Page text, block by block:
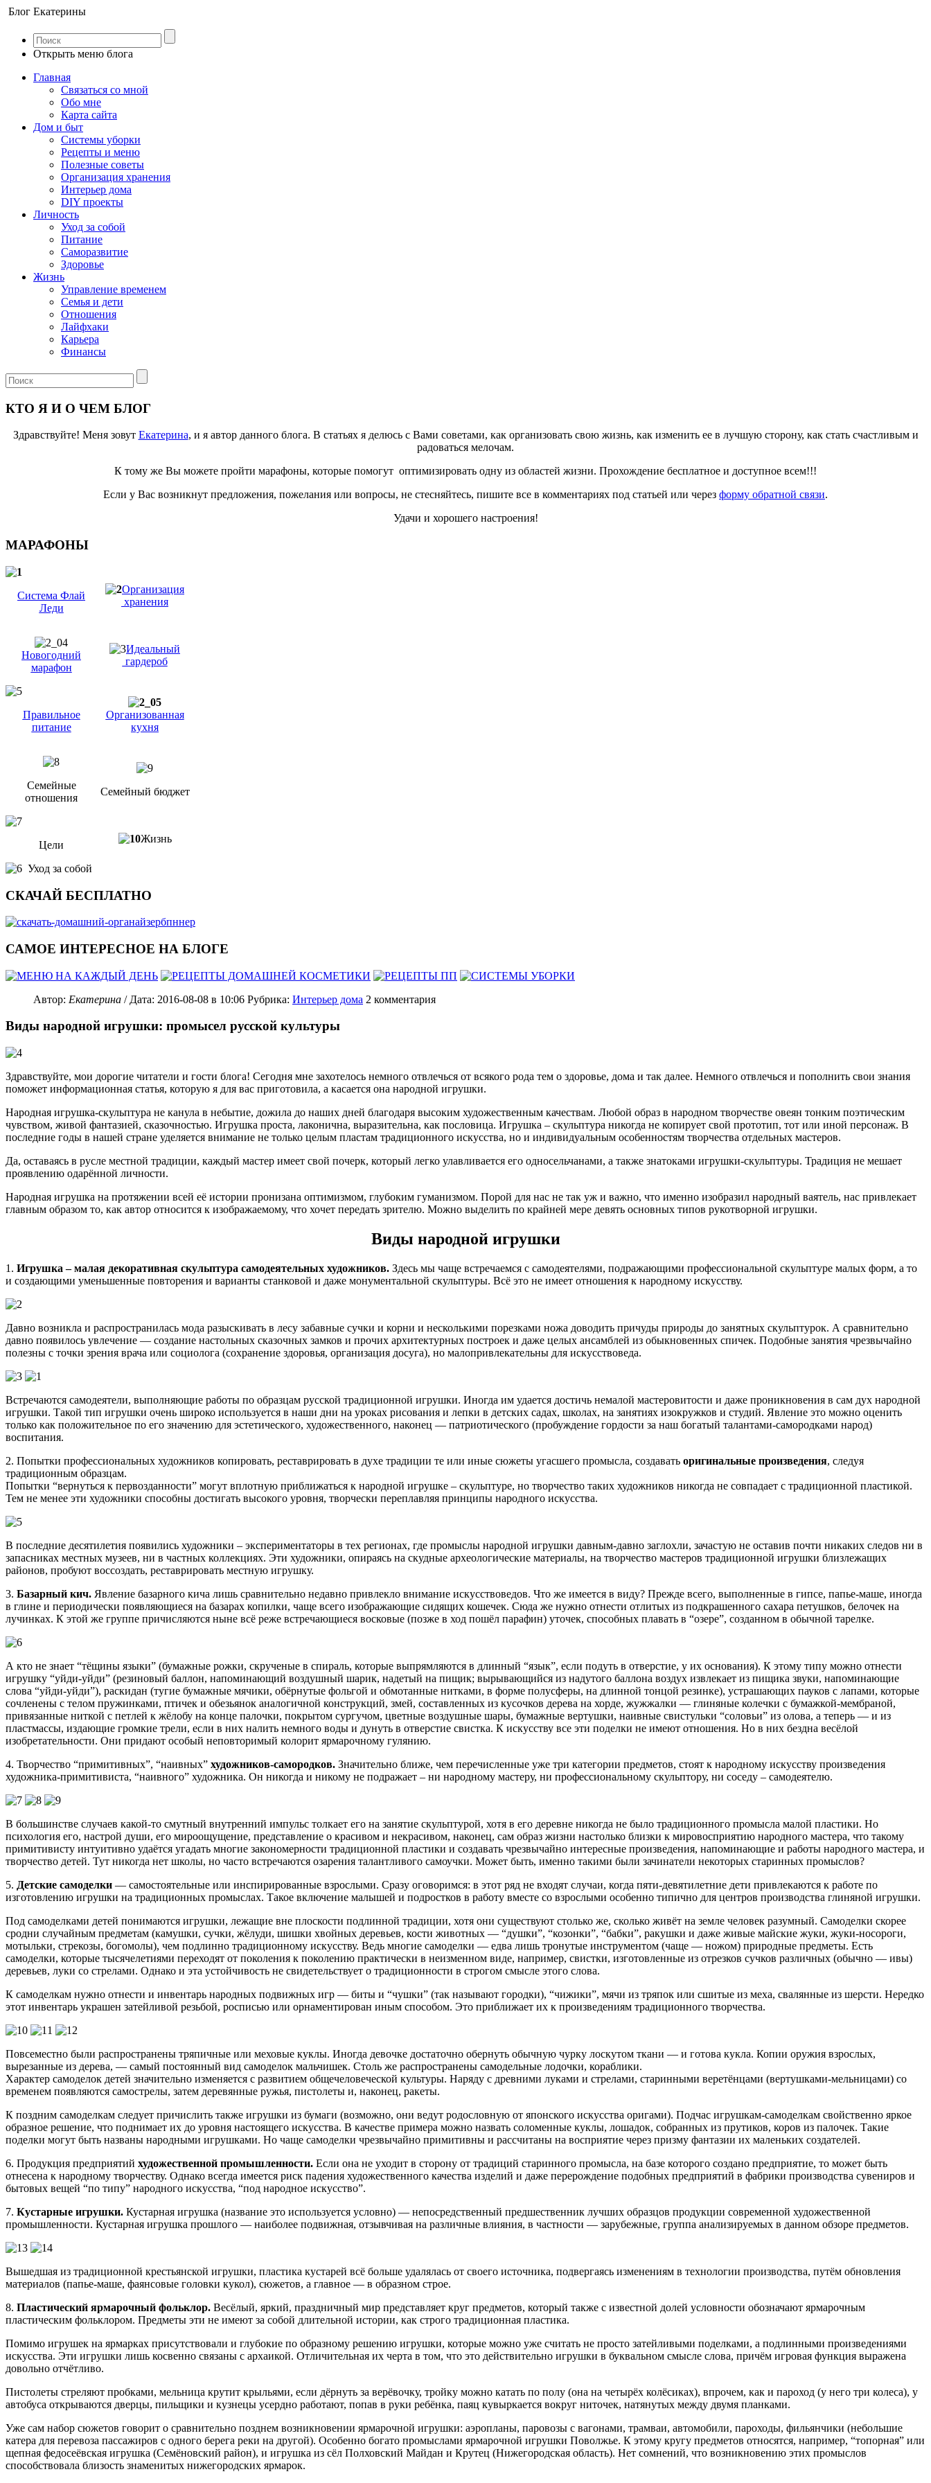
Блог Екатерины
Открыть меню блога
Главная
Связаться со мной
Обо мне
Карта сайта
Дом и быт
Системы уборки
Рецепты и меню
Полезные советы
Организация хранения
Интерьер дома
DIY проекты
Личность
Уход за собой
Питание
Саморазвитие
Здоровье
Жизнь
Управление временем
Семья и дети
Отношения
Лайфхаки
Карьера
Финансы
КТО Я И О ЧЕМ БЛОГ
Здравствуйте! Меня зовут Екатерина, и я автор данного блога. В статьях я делюсь с Вами советами, как организовать свою жизнь, как изменить ее в лучшую сторону, как стать счастливым и
радоваться мелочам.
К тому же Вы можете пройти марафоны, которые помогут оптимизировать одну из областей жизни. Прохождение бесплатное и доступное всем!!!
Если у Вас возникнут предложения, пожелания или вопросы, не стесняйтесь, пишите все в комментариях под статьей или через форму обратной связи.
Удачи и хорошего настроения!
МАРАФОНЫ
Система Флай
Леди
Организация
хранения
Новогодний
марафон
Идеальный
гардероб
Правильное
питание
Организованная
кухня
Семейные
отношения
Семейный бюджет
Цели
Жизнь
Уход за собой
СКАЧАЙ БЕСПЛАТНО
САМОЕ ИНТЕРЕСНОЕ НА БЛОГЕ
Автор: Екатерина / Дата: 2016-08-08 в 10:06 Рубрика: Интерьер дома 2 комментария
Виды народной игрушки: промысел русской культуры
Здравствуйте, мои дорогие читатели и гости блога! Сегодня мне захотелось немного отвлечься от всякого рода тем о здоровье, дома и так далее. Немного отвлечься и пополнить свои знания
поможет информационная статья, которую я для вас приготовила, а касается она народной игрушки.
Народная игрушка-скульптура не канула в небытие, дожила до наших дней благодаря высоким художественным качествам. Любой образ в народном творчестве овеян тонким поэтическим
чувством, живой фантазией, сказочностью. Игрушка проста, лаконична, выразительна, как пословица. Игрушка – скульптура никогда не копирует свой прототип, тот или иной персонаж. В
последние годы в нашей стране уделяется внимание не только целым пластам традиционного искусства, но и индивидуальным особенностям творчества отдельных мастеров.
Да, оставаясь в русле местной традиции, каждый мастер имеет свой почерк, который легко улавливается его односельчанами, а также знатоками игрушки-скульптуры. Традиция не мешает
проявлению одарённой личности.
Народная игрушка на протяжении всей её истории пронизана оптимизмом, глубоким гуманизмом. Порой для нас не так уж и важно, что именно изобразил народный ваятель, нас привлекает
главным образом то, как автор относится к изображаемому, что хочет передать зрителю. Можно выделить по крайней мере девять основных типов рукотворной игрушки.
Виды народной игрушки
1. Игрушка – малая декоративная скульптура самодеятельных художников. Здесь мы чаще встречаемся с самодеятелями, подражающими профессиональной скульптуре малых форм, а то
и создающими уменьшенные повторения и варианты станковой и даже монументальной скульптуры. Всё это не имеет отношения к народному искусству.
Давно возникла и распространилась мода разыскивать в лесу забавные сучки и корни и несколькими порезками ножа доводить причуды природы до занятных скульптурок. А сравнительно
давно появилось увлечение — создание настольных сказочных замков и прочих архитектурных построек и даже целых ансамблей из обыкновенных спичек. Подобные занятия чрезвычайно
полезны с точки зрения врача или социолога (сохранение здоровья, организация досуга), но малопривлекательны для искусствоведа.
Встречаются самодеятели, выполняющие работы по образцам русской традиционной игрушки. Иногда им удается достичь немалой мастеровитости и даже проникновения в сам дух народной
игрушки. Такой тип игрушки очень широко используется в наши дни на уроках рисования и лепки в детских садах, школах, на занятиях изокружков и студий. Явление это можно оценить
только как положительное по его значению для эстетического, художественного, наконец — патриотического (пробуждение гордости за наш богатый талантами-самородками народ)
воспитания.
2. Попытки профессиональных художников копировать, реставрировать в духе традиции те или иные сюжеты угасшего промысла, создавать оригинальные произведения, следуя
традиционным образцам.
Попытки “вернуться к первозданности” могут вплотную приближаться к народной игрушке – скульптуре, но творчество таких художников никогда не совпадает с традиционной пластикой.
Тем не менее эти художники способны достигать высокого уровня, творчески переплавляя принципы народного искусства.
В последние десятилетия появились художники – экспериментаторы в тех регионах, где промыслы народной игрушки давным-давно заглохли, зачастую не оставив почти никаких следов ни в
запасниках местных музеев, ни в частных коллекциях. Эти художники, опираясь на скудные археологические материалы, на творчество мастеров традиционной игрушки близлежащих
районов, пробуют воссоздать, реставрировать местную игрушку.
3. Базарный кич. Явление базарного кича лишь сравнительно недавно привлекло внимание искусствоведов. Что же имеется в виду? Прежде всего, выполненные в гипсе, папье-маше, иногда
в глине и периодически появляющиеся на базарах копилки, чаще всего изображающие сидящих кошечек. Сюда же нужно отнести отлитых из подкрашенного сахара петушков, белочек на
лучинках. К этой же группе причисляются ныне всё реже встречающиеся восковые (позже в ход пошёл парафин) уточек, способных плавать в “озере”, созданном в обычной тарелке.
А кто не знает “тёщины языки” (бумажные рожки, скрученые в спираль, которые выпрямляются в длинный “язык”, если подуть в отверстие, у их основания). К этому типу можно отнести
игрушку “уйди-уйди” (резиновый баллон, напоминающий воздушный шарик, надетый на пищик; вырывающийся из надутого баллона воздух извлекает из пищика звуки, напоминающие
слова “уйди-уйди”), раскидан (тугие бумажные мячики, обёрнутые фольгой и обмотанные нитками, в форме полусферы, на длинной тонцой резинке), устрашающих пауков с лапами, которые
сочленены с телом пружинками, птичек и обезьянок аналогичной конструкций, змей, составленных из кусочков дерева на хорде, жужжалки — глиняные колечки с бумажкой-мембраной,
привязанные ниткой с петлей к жёлобу на конце палочки, покрытом сургучом, цветные воздушные шары, бумажные вертушки, наивные свистульки “соловьи” из олова, а теперь — и из
пластмассы, издающие громкие трели, если в них налить немного воды и дунуть в отверстие свистка. К искусству все эти поделки не имеют отношения. Но в них бездна весёлой
изобретательности. Они придают особый неповторимый колорит ярмарочному гулянию.
4. Творчество “примитивных”, “наивных” художников-самородков. Значительно ближе, чем перечисленные уже три категории предметов, стоят к народному искусству произведения
художника-примитивиста, “наивного” художника. Он никогда и никому не подражает – ни народному мастеру, ни профессиональному скульптору, ни соседу – самодеятелю.
В большинстве случаев какой-то смутный внутренний импульс толкает его на занятие скульптурой, хотя в его деревне никогда не было традиционного промысла малой пластики. Но
психология его, настрой души, его мироощущение, представление о красивом и некрасивом, наконец, сам образ жизни настолько близки к мировосприятию народного мастера, что такому
примитивисту интуитивно удаётся угадать многие закономерности традиционной пластики и создавать чрезвычайно интересные произведения, напоминающие и работы народного мастера, и
творчество детей. Тут никогда нет школы, но часто встречаются озарения талантливого самоучки. Может быть, именно такими были зачинатели некоторых старинных промыслов?
5. Детские самоделки — самостоятельные или инспирированные взрослыми. Сразу оговоримся: в этот ряд не входят случаи, когда пяти-девятилетние дети привлекаются к работе по
изготовлению игрушки на традиционных промыслах. Такое включение малышей и подростков в работу вместе со взрослыми особенно типично для центров производства глиняной игрушки.
Под самоделками детей понимаются игрушки, лежащие вне плоскости подлинной традиции, хотя они существуют столько же, сколько живёт на земле человек разумный. Самоделки скорее
сродни случайным предметам (камушки, сучки, жёлуди, шишки хвойных деревьев, кости животных — “душки”, “козонки”, “бабки”, ракушки и даже живые майские жуки, жуки-носороги,
мотыльки, стрекозы, богомолы), чем подлинно традиционному искусству. Ведь многие самоделки — едва лишь тронутые инструментом (чаще — ножом) природные предметы. Есть
самоделки, которые тысячелетиями переходят от поколения к поколению практически в неизменном виде, например, свистки, изготовленные из отрезков сучков различных (обычно — ивы)
деревьев, луки со стрелами. Однако и эта устойчивость не свидетельствует о традиционности в строгом смысле этого слова.
К самоделкам нужно отнести и инвентарь народных подвижных игр — биты и “чушки” (так называют городки), “чижики”, мячи из тряпок или сшитые из меха, свалянные из шерсти. Нередко
этот инвентарь украшен затейливой резьбой, росписью или орнаментирован иным способом. Это приближает их к произведениям традиционного творчества.
Повсеместно были распространены тряпичные или меховые куклы. Иногда девочке достаточно обернуть обычную чурку лоскутом ткани — и готова кукла. Копии оружия взрослых,
вырезанные из дерева, — самый постоянный вид самоделок мальчишек. Столь же распространены самодельные лодочки, кораблики.
Характер самоделок детей значительно изменяется с развитием общечеловеческой культуры. Наряду с древними луками и стрелами, старинными веретёнцами (вертушками-мельницами) со
временем появляются самострелы, затем деревянные ружья, пистолеты и, наконец, ракеты.
К поздним самоделкам следует причислить также игрушки из бумаги (возможно, они ведут родословную от японского искусства оригами). Подчас игрушкам-самоделкам свойственно яркое
образное решение, что поднимает их до уровня настоящего искусства. В качестве примера можно назвать соломенные куклы, лошадок, собранных из прутиков, коров из палочек. Такие
поделки могут быть названы народными игрушками. Но чаще самоделки чрезвычайно примитивны и рассчитаны на восприятие через призму фантазии их маленьких создателей.
6. Продукция предприятий художественной промышленности. Если она не уходит в сторону от традиций старинного промысла, на базе которого создано предприятие, то может быть
отнесена к народному творчеству. Однако всегда имеется риск падения художественного качества изделий и даже перерождение подобных предприятий в фабрики производства сувениров и
бытовых вещей “по типу” народного искусства, “под народное искусство”.
7. Кустарные игрушки. Кустарная игрушка (название это используется условно) — непосредственный предшественник лучших образцов продукции современной художественной
промышленности. Кустарная игрушка прошлого — наиболее подвижная, отзывчивая на различные влияния, в частности — зарубежные, группа анализируемых в данном обзоре предметов.
Вышедшая из традиционной крестьянской игрушки, пластика кустарей всё больше удалялась от своего источника, подвергаясь изменениям в технологии производства, путём обновления
материалов (папье-маше, фаянсовые головки кукол), сюжетов, а главное — в образном строе.
8. Пластический ярмарочный фольклор. Весёлый, яркий, праздничный мир представляет круг предметов, который также с известной долей условности обозначают ярмарочным
пластическим фольклором. Предметы эти не имеют за собой длительной истории, как строго традиционная пластика.
Помимо игрушек на ярмарках присутствовали и глубокие по образному решению игрушки, которые можно уже считать не просто затейливыми поделками, а подлинными произведениями
искусства. Эти игрушки лишь косвенно связаны с архаикой. Отличительная их черта в том, что это действительно игрушки в буквальном смысле слова, причём игровая функция выражена
довольно отчётливо.
Пистолеты стреляют пробками, мельница крутит крыльями, если дёрнуть за верёвочку, тройку можно катать по полу (она на четырёх колёсиках), впрочем, как и пароход (у него три колеса), у
автобуса открываются дверцы, пильщики и кузнецы усердно работают, попав в руки ребёнка, паяц кувыркается вокруг ниточек, натянутых между двумя планками.
Уже сам набор сюжетов говорит о сравнительно позднем возникновении ярмарочной игрушки: аэропланы, паровозы с вагонами, трамваи, автомобили, пароходы, фильянчики (небольшие
катера для перевоза пассажиров с одного берега реки на другой). Особенно богато промыслами ярмарочной игрушки Поволжье. К этому кругу предметов относятся, например, “топорная” или
щепная федосеёвская игрушка (Семёновский район), и игрушка из сёл Полховский Майдан и Крутец (Нижегородская область). Нет сомнений, что возникновению этих промыслов
способствовала близость знаменитых нижегородских ярмарок.